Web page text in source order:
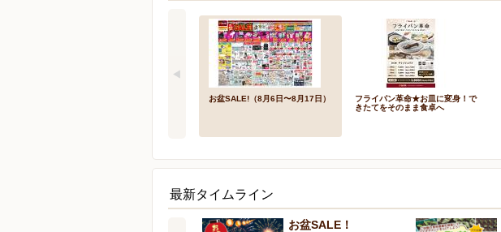
お盆SALE!（8月6日〜8月17日）
フライパン革命★お皿に変身！で
きたてをそのまま食卓へ
最新タイムライン
お盆SALE！